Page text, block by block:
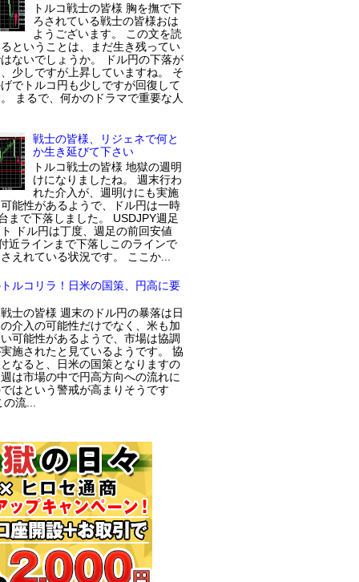
トルコ戦士の皆様 胸を撫で下
ろされている戦士の皆様おは
ようございます。 この文を読
ということは、まだ生き残ってい
ないでしょうか。 ドル円の下落が
少しですが上昇していますね。 そ
でトルコ円も少しですが回復して
まるで、何かのドラマで重要な人
戦士の皆様、リジェネで何と
か生き延びて下さい
トルコ戦士の皆様 地獄の週明
けになりましたね。 週末行わ
れた介入が、週明けにも実施
能性があるようで、ドル円は一時
まで下落しました。 USDJPY週足
ドル円は丁度、週足の前回安値
近ラインまで下落しこのラインで
えれている状況です。 ここか...
ルコリラ！日米の国策、円高に要
士の皆様 週末のドル円の暴落は日
介入の可能性だけでなく、米も加
可能性があるようで、市場は協調
施されたと見ているようです。 協
なると、日米の国策となりますの
は市場の中で円高方向への流れに
はという警戒が高まりそうです
の流...